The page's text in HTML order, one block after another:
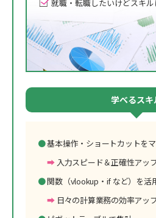
就職・転職したいけどスキ
学べるスキ
基本操作・ショートカットを
入力スピード＆正確性アッ
関数（vlookup・if など）を活
日々の計算業務の効率アッ